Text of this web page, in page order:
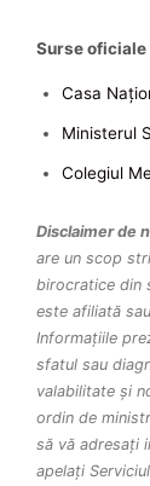
Surse
Casa
Ministerul
Colegiul
Disclaimer de
are un scop
birocratice din
este afiliată
Informațiile
sfatul sau
valabilitate și
ordin de
să vă adresați
apelați